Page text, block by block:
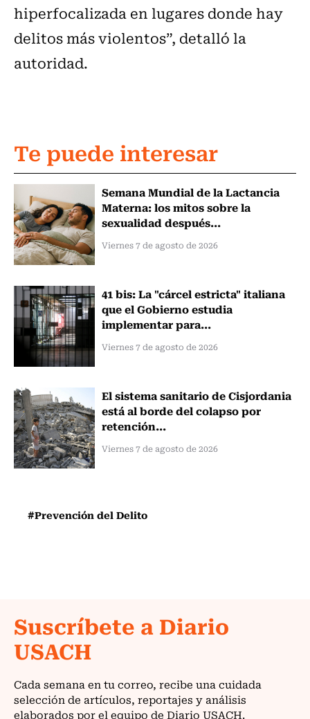
hiperfocalizada en lugares donde hay
delitos más violentos”, detalló la
autoridad.
Te puede interesar
Semana Mundial de la Lactancia
Materna: los mitos sobre la
sexualidad después...
Viernes 7 de agosto de 2026
41 bis: La "cárcel estricta" italiana
que el Gobierno estudia
implementar para...
Viernes 7 de agosto de 2026
El sistema sanitario de Cisjordania
está al borde del colapso por
retención...
Viernes 7 de agosto de 2026
#Prevención del Delito